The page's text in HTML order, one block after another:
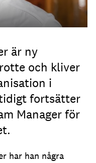
är ny
och kliver
i
fortsätter
Manager för
har han några